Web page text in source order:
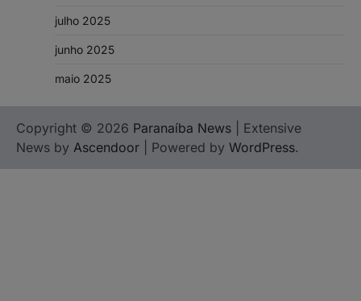
julho 2025
junho 2025
maio 2025
Copyright © 2026 Paranaíba News | Extensive
News by Ascendoor | Powered by WordPress.